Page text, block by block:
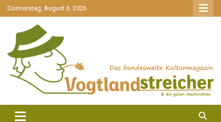
gehe
zum
Donnerstag, August 6, 2026
Vogtlandstreicher